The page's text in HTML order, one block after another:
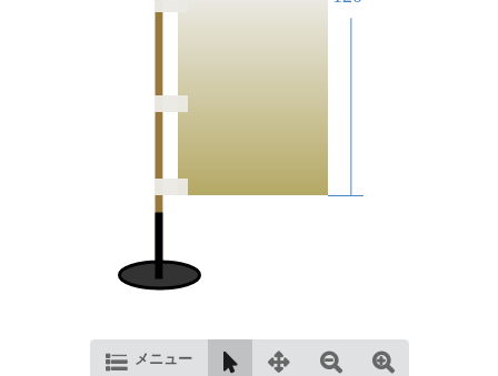
メニュー